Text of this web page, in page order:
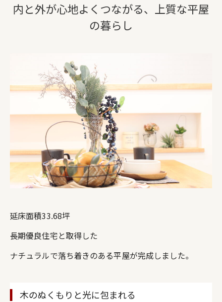
内と外が心地よくつながる、上質な平屋
の暮らし
延床面積33.68坪
長期優良住宅と取得した
ナチュラルで落ち着きのある平屋が完成しました。
木のぬくもりと光に包まれる